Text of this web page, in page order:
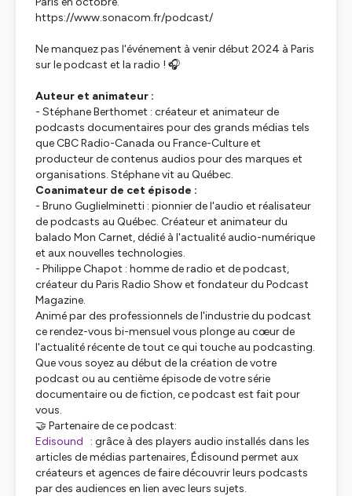
https://www.sonacom.fr/podcast/
Ne manquez pas l'événement à venir début 2024 à Paris
sur le podcast et la radio ! 🎧
Auteur et animateur :
- Stéphane Berthomet : créateur et animateur de
podcasts documentaires pour des grands médias tels
que CBC Radio-Canada ou France-Culture et
producteur de contenus audios pour des marques et
organisations. Stéphane vit au Québec.
Coanimateur de cet épisode :
- Bruno Guglielminetti : pionnier de l'audio et réalisateur
de podcasts au Québec. Créateur et animateur du
balado Mon Carnet, dédié à l'actualité audio-numérique
et aux nouvelles technologies.
- Philippe Chapot : homme de radio et de podcast,
créateur du Paris Radio Show et fondateur du Podcast
Magazine.
Animé par des professionnels de l'industrie du podcast
ce rendez-vous bi-mensuel vous plonge au cœur de
l'actualité récente de tout ce qui touche au podcasting.
Que vous soyez au début de la création de votre
podcast ou au centième épisode de votre série
documentaire ou de fiction, ce podcast est fait pour
vous.
🤝 Partenaire de ce podcast:
Edisound : grâce à des players audio installés dans les
articles de médias partenaires, Édisound permet aux
créateurs et agences de faire découvrir leurs podcasts
par des audiences en lien avec leurs sujets.